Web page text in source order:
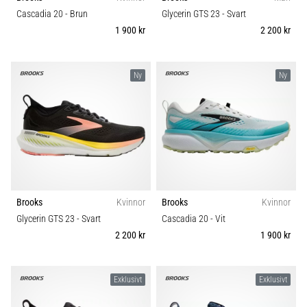
Hur
var
används
det…
6. 8. 2026
Löparknä:
Orsaker,
åtgärder
Löparknä,
Underlag
Typ av löpning
Typ av sko 1
Cascadia 20 - Brun
1 900 kr
Glycerin GTS 23 - Svart
2 200 kr
Ny
Brooks
Kvinnor
Glycerin GTS 23 - Svart
2 200 kr
Ny
Brooks
Kvinnor
Cascadia 20 - Vit
1 900 kr
Exklusivt Exklusivt